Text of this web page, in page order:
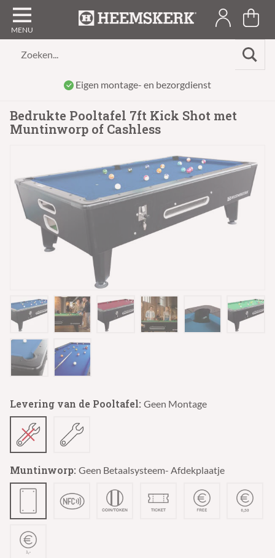
Zoeken...
Eigen montage- en bezorgdienst
Bedrukte Pooltafel 7ft Kick Shot met
Muntinworp of Cashless
Levering van de Pooltafel: Geen Montage
Muntinworp: Geen Betaalsysteem- Afdekplaatje